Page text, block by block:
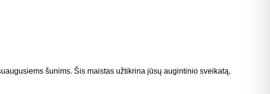
šunims. Šis maistas užtikrina jūsų augintinio sveikatą,